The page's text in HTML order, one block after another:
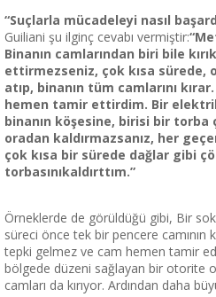
“Suçlarla mücadeleyi nasıl
Guiliani şu ilginç cevabı vermiştir:
Binanın camlarından biri bile
ettirmezseniz, çok kısa sürede,
atıp, binanın tüm camlarını
hemen tamir ettirdim. Bir
binanın köşesine, birisi bir torba
oradan kaldırmazsanız, her
çok kısa bir sürede dağlar gibi
torbasınıkaldırttım.”
Örneklerde de görüldüğü gibi, Bir
süreci önce tek bir pencere camının
tepki gelmez ve cam hemen tamir
bölgede düzeni sağlayan bir otorite
camları da kırıyor. Ardından daha